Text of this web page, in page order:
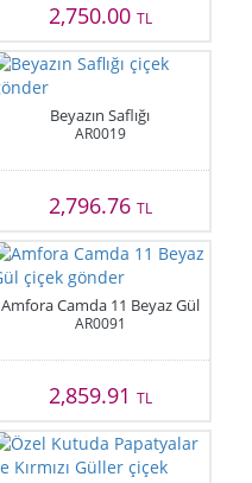
2,750.00 TL
Beyazın Saflığı
AR0019
2,796.76 TL
Amfora Camda 11 Beyaz Gül
AR0091
2,859.91 TL